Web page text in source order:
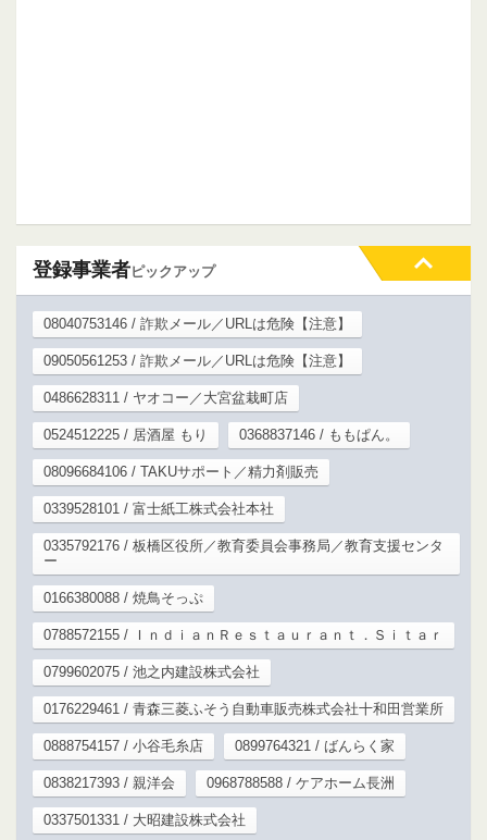
登録事業者ピックアップ
08040753146 / 詐欺メール／URLは危険【注意】
09050561253 / 詐欺メール／URLは危険【注意】
0486628311 / ヤオコー／大宮盆栽町店
0524512225 / 居酒屋 もり 0368837146 / ももぱん。
08096684106 / TAKUサポート／精力剤販売
0339528101 / 富士紙工株式会社本社
0335792176 / 板橋区役所／教育委員会事務局／教育支援センタ
ー
0166380088 / 焼鳥そっぷ
0788572155 / ＩｎｄｉａｎＲｅｓｔａｕｒａｎｔ．Ｓｉｔａｒ
0799602075 / 池之内建設株式会社
0176229461 / 青森三菱ふそう自動車販売株式会社十和田営業所
0888754157 / 小谷毛糸店 0899764321 / ばんらく家
0838217393 / 親洋会 0968788588 / ケアホーム長洲
0337501331 / 大昭建設株式会社